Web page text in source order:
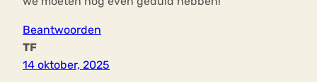
Beantwoorden
TF
14 oktober, 2025